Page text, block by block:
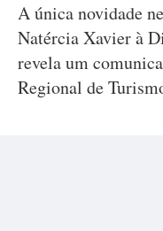
A única novidade
Natércia Xavier à
revela um
Regional de